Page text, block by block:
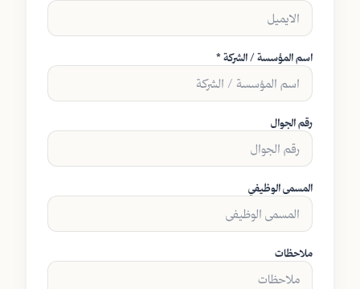
اسم المؤسسة / الشركة *
رقم الجوال
المسمى الوظيفي
ملاحظات